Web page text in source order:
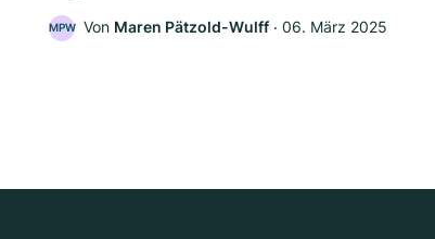
MPW Von Maren Pätzold-Wulff ‧ 06. März 2025